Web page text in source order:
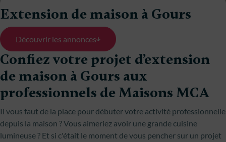
Extension de maison à Gours
Découvrir les annonces
Confiez votre projet d’extension
de maison à Gours aux
professionnels de Maisons MCA
Il vous faut de la place pour débuter votre activité professionnelle
depuis la maison ? Vous aimeriez avoir une grande cuisine
lumineuse ? Et si c'était le moment de vous pencher sur un projet